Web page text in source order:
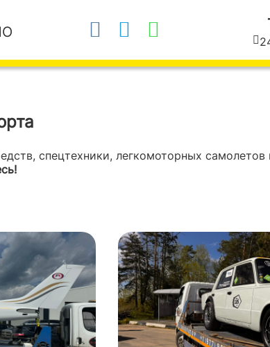
спецтехники, легкомоторных самолетов